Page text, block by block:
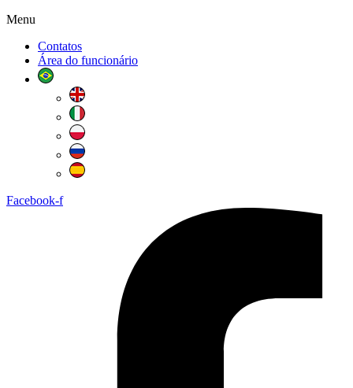
Menu
Contatos
Área do funcionário
Facebook-f